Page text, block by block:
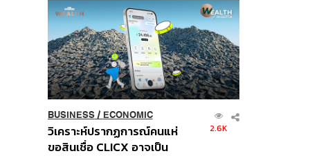
Order
BUSINESS/ ECONOMIC
วิเคราะห์ปรากฏการณ์คนแห่
ขอสินเชื่อ CLICX อาจเป็น
2.6K